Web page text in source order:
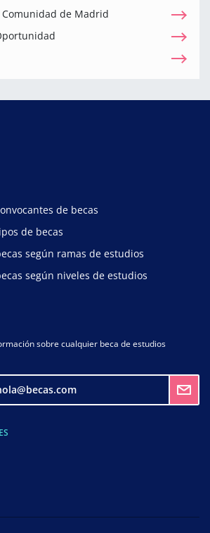
Comunidad de Madrid
de becas
de becas
según ramas de estudios
según niveles de estudios
sobre cualquier beca de estudios